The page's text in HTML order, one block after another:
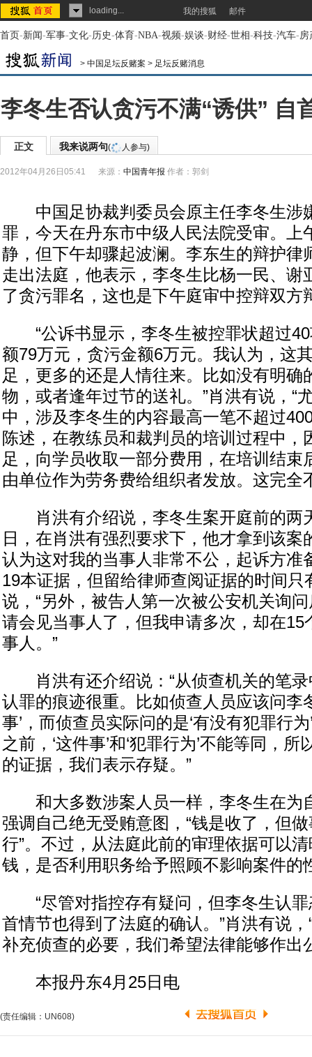
loading... 我的搜狐 邮件
首页-新闻-军事-文化-历史-体育-NBA-视频-娱谈-财经-世相-科技-汽车-房
> 中国足坛反赌案 > 足坛反赌消息
李冬生否认贪污不满“诱供” 自
正文 我来说两句( 人参与)
2012年04月26日05:41 来源： 中国青年报 作者：郭剑
中国足协裁判委员会原主任李冬生涉
罪，今天在丹东市中级人民法院受审。上
静，但下午却骤起波澜。李东生的辩护律
走出法庭，他表示，李冬生比杨一民、谢
了贪污罪名，这也是下午庭审中控辩双方
“公诉书显示，李冬生被控罪状超过40
额79万元，贪污金额6万元。我认为，这
足，更多的还是人情往来。比如没有明确
物，或者逢年过节的送礼。”肖洪有说，“
中，涉及李冬生的内容最高一笔不超过
陈述，在教练员和裁判员的培训过程中，
足，向学员收取一部分费用，在培训结束
由单位作为劳务费给组织者发放。这完全
肖洪有介绍说，李冬生案开庭前的两
日，在肖洪有强烈要求下，他才拿到该案
认为这对我的当事人非常不公，起诉方准
19本证据，但留给律师查阅证据的时间只
说，“另外，被告人第一次被公安机关询
请会见当事人了，但我申请多次，却在15
事人。”
肖洪有还介绍说：“从侦查机关的笔录
认罪的痕迹很重。比如侦查人员应该问李
事’，而侦查员实际问的是‘有没有犯罪行
之前，‘这件事’和‘犯罪行为’不能等同，
的证据，我们表示存疑。”
和大多数涉案人员一样，李冬生在为
强调自己绝无受贿意图，“钱是收了，但
行”。不过，从法庭此前的审理依据可以
钱，是否利用职务给予照顾不影响案件的
“尽管对指控存有疑问，但李冬生认罪
首情节也得到了法庭的确认。”肖洪有说
补充侦查的必要，我们希望法律能够作出
本报丹东4月25日电
(责任编辑：UN608)